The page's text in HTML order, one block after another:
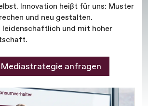
Innovation heißt für uns: Muster
und neu gestalten.
leidenschaftlich und mit hoher
Mediastrategie anfragen